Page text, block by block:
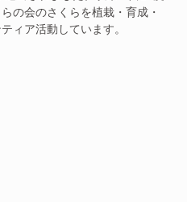
の会のさくらを植栽・育成・
ィア活動しています。